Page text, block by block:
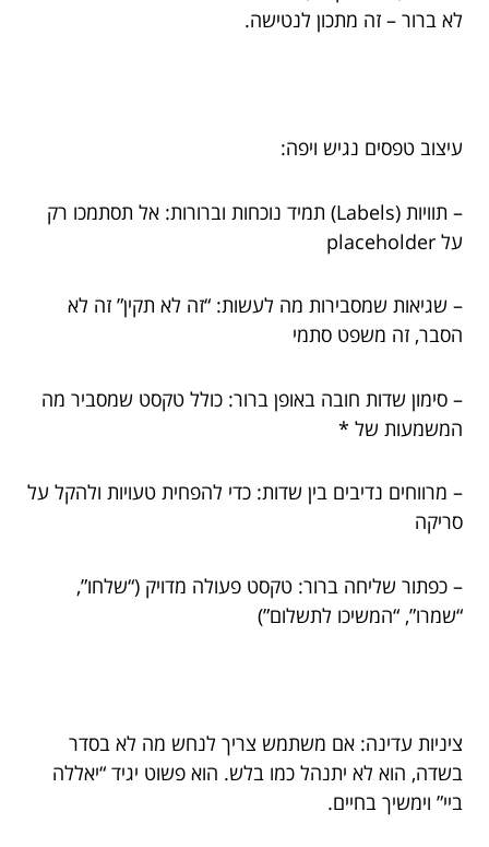
לא ברור – זה מתכון לנטישה.
עיצוב טפסים נגיש ויפה:
– תוויות (Labels) תמיד נוכחות וברורות: אל תסתמכו רק
על placeholder
– שגיאות שמסבירות מה לעשות: “זה לא תקין” זה לא
הסבר, זה משפט סתמי
– סימון שדות חובה באופן ברור: כולל טקסט שמסביר מה
המשמעות של *
– מרווחים נדיבים בין שדות: כדי להפחית טעויות ולהקל על
סריקה
– כפתור שליחה ברור: טקסט פעולה מדויק (“שלחו”,
“שמרו”, “המשיכו לתשלום”)
ציניות עדינה: אם משתמש צריך לנחש מה לא בסדר
בשדה, הוא לא יתנהל כמו בלש. הוא פשוט יגיד “יאללה
ביי” וימשיך בחיים.